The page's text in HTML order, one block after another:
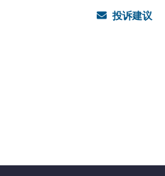
投诉建议